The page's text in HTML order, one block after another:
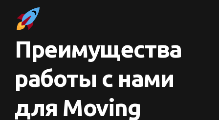
Преимущества
работы с нами
для Moving